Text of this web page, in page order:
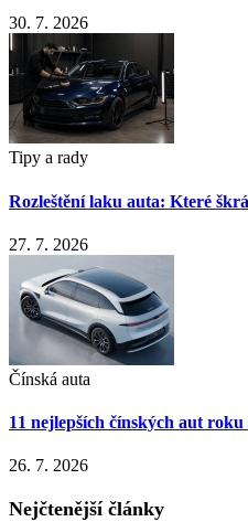
30. 7. 2026
Tipy a rady
Rozleštění laku auta: Které
27. 7. 2026
Čínská auta
11 nejlepších čínských aut
26. 7. 2026
Nejčtenější články